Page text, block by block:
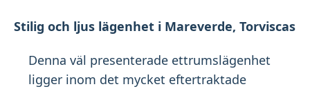
Stilig och ljus lägenhet i Mareverde, Torviscas
Denna väl presenterade ettrumslägenhet
ligger inom det mycket eftertraktade